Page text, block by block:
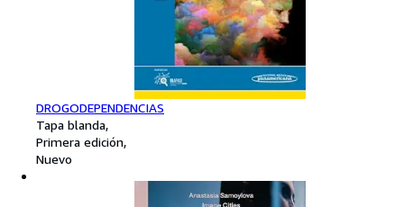
DROGODEPENDENCIAS
Tapa blanda
Primera edición
Nuevo